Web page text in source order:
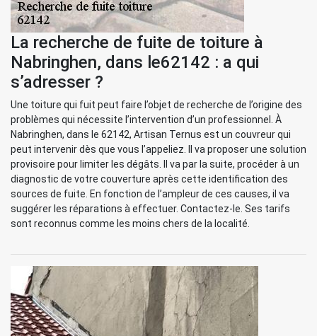
La recherche de fuite de toiture à
Nabringhen, dans le62142 : a qui
s’adresser ?
Une toiture qui fuit peut faire l’objet de recherche de l’origine des
problèmes qui nécessite l’intervention d’un professionnel. À
Nabringhen, dans le 62142, Artisan Ternus est un couvreur qui
peut intervenir dès que vous l’appeliez. Il va proposer une solution
provisoire pour limiter les dégâts. Il va par la suite, procéder à un
diagnostic de votre couverture après cette identification des
sources de fuite. En fonction de l’ampleur de ces causes, il va
suggérer les réparations à effectuer. Contactez-le. Ses tarifs
sont reconnus comme les moins chers de la localité.